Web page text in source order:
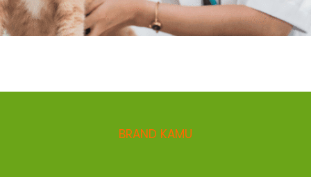
BRAND KAMU